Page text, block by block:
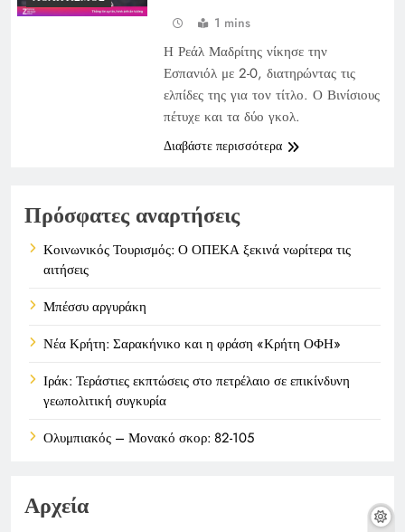
1 mins
Η Ρεάλ Μαδρίτης νίκησε την
Εσπανιόλ με 2-0, διατηρώντας τις
ελπίδες της για τον τίτλο. Ο Βινίσιους
πέτυχε και τα δύο γκολ.
Διαβάστε περισσότερα
Πρόσφατες αναρτήσεις
Κοινωνικός Τουρισμός: Ο ΟΠΕΚΑ ξεκινά νωρίτερα τις
αιτήσεις
Μπέσσυ αργυράκη
Νέα Κρήτη: Σαρακήνικο και η φράση «Κρήτη ΟΦΗ»
Ιράκ: Τεράστιες εκπτώσεις στο πετρέλαιο σε επικίνδυνη
γεωπολιτική συγκυρία
Ολυμπιακός – Μονακό σκορ: 82-105
Αρχεία